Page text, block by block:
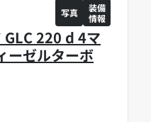
GLC 220 d 4マ
ーゼルターボ
写真
装備
情報